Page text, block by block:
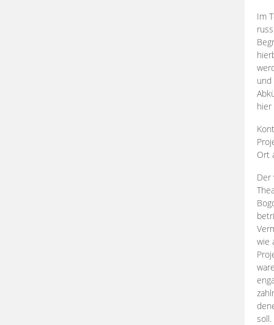
Im
und
Ort
Der
wie
zahlr
soll.